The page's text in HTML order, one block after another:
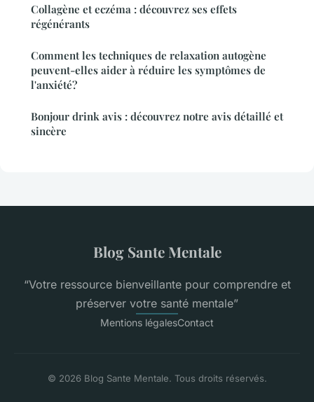
Collagène et eczéma : découvrez ses effets
régénérants
Comment les techniques de relaxation autogène
peuvent-elles aider à réduire les symptômes de
l'anxiété?
Bonjour drink avis : découvrez notre avis détaillé et
sincère
Blog Sante Mentale
“Votre ressource bienveillante pour comprendre et
préserver votre santé mentale”
Mentions légalesContact
© 2026 Blog Sante Mentale. Tous droits réservés.